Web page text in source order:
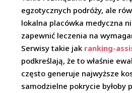
egzotycznych podróży, ale
lokalna placówka medyczna
zapewnić leczenia na
Serwisy takie jak ranking-
podkreślają, że to właśnie
często generuje najwyższe
samodzielne pokrycie byłoby